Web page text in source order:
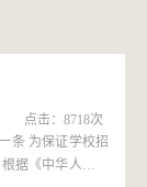
点击： 8718次
条 为保证学校招
据《中华人民共